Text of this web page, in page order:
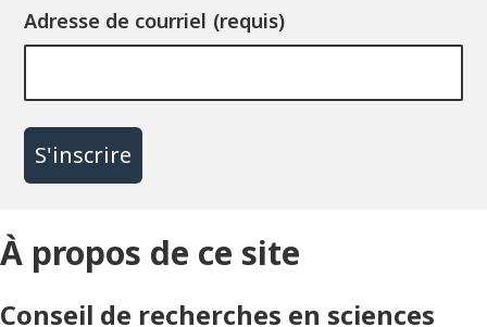
Adresse de courriel